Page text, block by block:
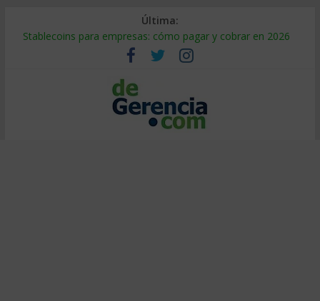
Última:
Stablecoins para empresas: cómo pagar y cobrar en 2026
Despido silencioso: qué es y por qué sale tan caro
IA en selección de personal: cómo auditarla a tiempo
Trabajo forzoso en la cadena de suministro: qué hacer
Mercado hispano de EE. UU.: cómo segmentarlo y venderle